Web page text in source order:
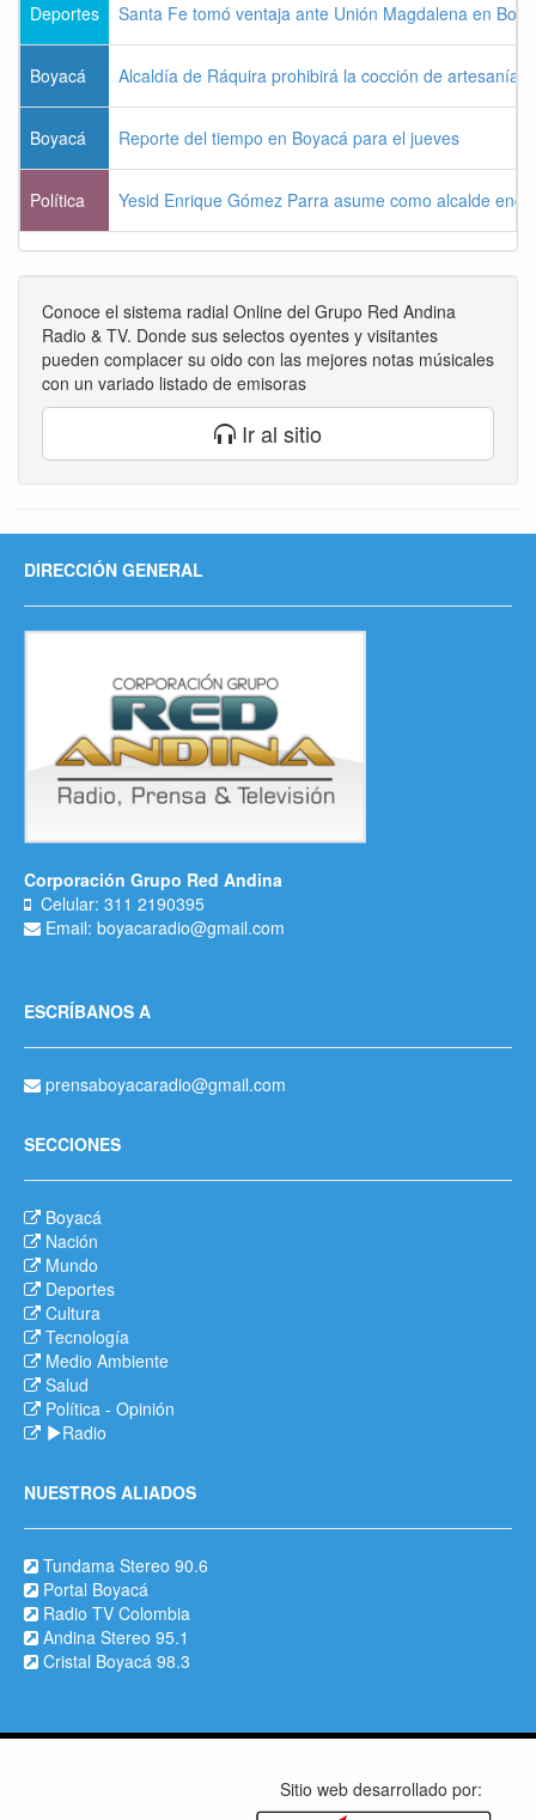
Deportes Santa Fe tomó ventaja ante Unión Magdalena en
Boyacá Alcaldía de Ráquira prohibirá la cocción de
Boyacá Reporte del tiempo en Boyacá para el jueves
Política Yesid Enrique Gómez Parra asume como alcalde
Conoce el sistema radial Online del Grupo Red Andina
Radio & TV. Donde sus selectos oyentes y visitantes
pueden complacer su oido con las mejores notas músicales
con un variado listado de emisoras
Ir al sitio
DIRECCIÓN GENERAL
Corporación Grupo Red Andina
Celular: 311 2190395
Email: boyacaradio@gmail.com
ESCRÍBANOS A
prensaboyacaradio@gmail.com
SECCIONES
Boyacá
Nación
Mundo
Deportes
Cultura
Tecnología
Medio Ambiente
Salud
Política - Opinión
Radio
NUESTROS ALIADOS
Tundama Stereo 90.6
Portal Boyacá
Radio TV Colombia
Andina Stereo 95.1
Cristal Boyacá 98.3
Sitio web desarrollado por: